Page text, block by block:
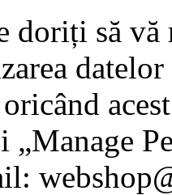
doriți să
datelor
„Manage